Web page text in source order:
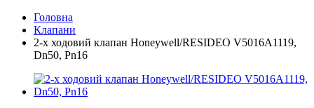
Головна
Клапани
2-х ходовий клапан Honeywell/RESIDEO V5016A1119,
Dn50, Pn16